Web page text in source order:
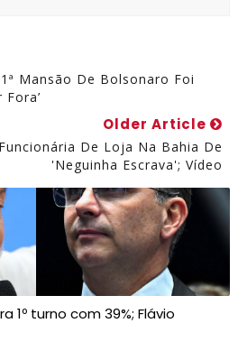
Mansão De Bolsonaro Foi
Older Article
De Loja Na Bahia De
'neguinha Escrava'; Vídeo
1º turno com 39%; Flávio